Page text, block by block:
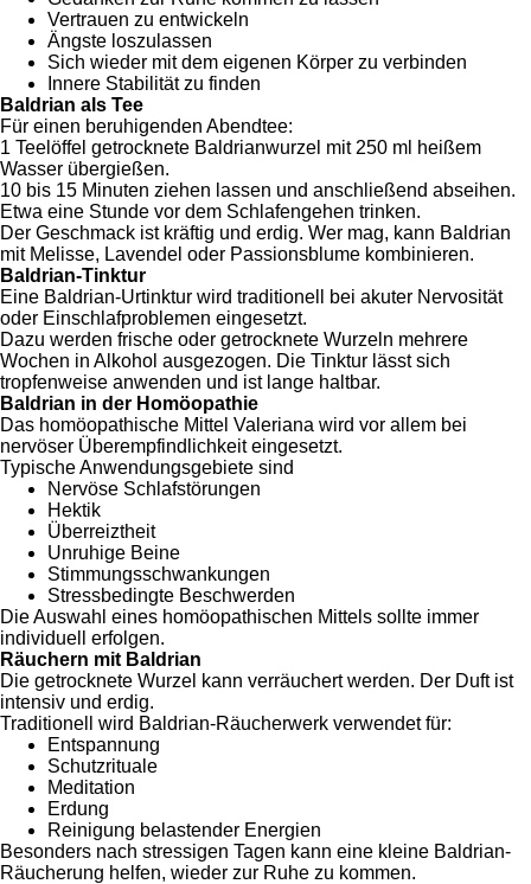
Vertrauen zu entwickeln
Ängste loszulassen
Sich wieder mit dem eigenen Körper zu verbinden
Innere Stabilität zu finden
Baldrian als Tee
Für einen beruhigenden Abendtee:
1 Teelöffel getrocknete Baldrianwurzel mit 250 ml heißem
Wasser übergießen.
10 bis 15 Minuten ziehen lassen und anschließend abseihen.
Etwa eine Stunde vor dem Schlafengehen trinken.
Der Geschmack ist kräftig und erdig. Wer mag, kann Baldrian
mit Melisse, Lavendel oder Passionsblume kombinieren.
Baldrian-Tinktur
Eine Baldrian-Urtinktur wird traditionell bei akuter Nervosität
oder Einschlafproblemen eingesetzt.
Dazu werden frische oder getrocknete Wurzeln mehrere
Wochen in Alkohol ausgezogen. Die Tinktur lässt sich
tropfenweise anwenden und ist lange haltbar.
Baldrian in der Homöopathie
Das homöopathische Mittel Valeriana wird vor allem bei
nervöser Überempfindlichkeit eingesetzt.
Typische Anwendungsgebiete sind
Nervöse Schlafstörungen
Hektik
Überreiztheit
Unruhige Beine
Stimmungsschwankungen
Stressbedingte Beschwerden
Die Auswahl eines homöopathischen Mittels sollte immer
individuell erfolgen.
Räuchern mit Baldrian
Die getrocknete Wurzel kann verräuchert werden. Der Duft ist
intensiv und erdig.
Traditionell wird Baldrian-Räucherwerk verwendet für:
Entspannung
Schutzrituale
Meditation
Erdung
Reinigung belastender Energien
Besonders nach stressigen Tagen kann eine kleine Baldrian-
Räucherung helfen, wieder zur Ruhe zu kommen.